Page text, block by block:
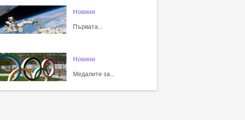
Новини
Първата...
Новини
Медалите за...